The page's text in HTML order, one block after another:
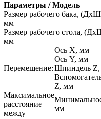
Параметры / Модель
Размер рабочего бака,
мм
Размер рабочего стола,
мм
Перемещение:
Ось Х, мм
Ось Y, мм
Шпиндель
Z, мм
Максимальное
расстояние
между
мм